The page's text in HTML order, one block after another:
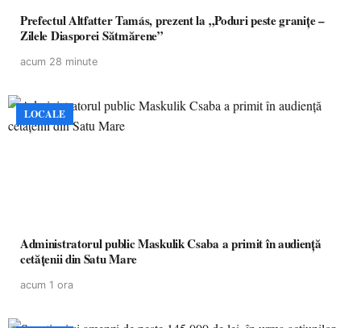
Prefectul Altfatter Tamás, prezent la „Poduri peste granițe –
Zilele Diasporei Sătmărene”
acum 28 minute
LOCALE
Administratorul public Maskulik Csaba a primit în audiență
cetățenii din Satu Mare
acum 1 ora